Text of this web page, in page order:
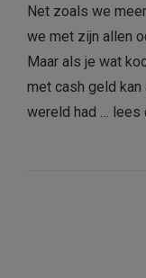
Net zoals we
we met zijn allen
Maar als je wat
met cash geld kan
wereld had … lees